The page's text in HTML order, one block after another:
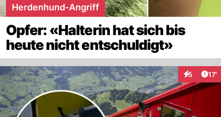
Herdenhund-Angriff
Opfer: «Halterin hat sich bis
heute nicht entschuldigt»
5 17'